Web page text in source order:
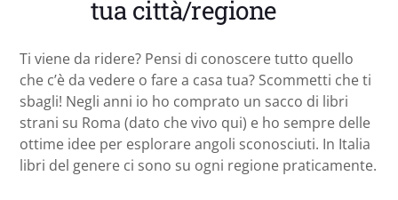
tua città/regione
Ti viene da ridere? Pensi di conoscere tutto quello
che c’è da vedere o fare a casa tua? Scommetti che ti
sbagli! Negli anni io ho comprato un sacco di libri
strani su Roma (dato che vivo qui) e ho sempre delle
ottime idee per esplorare angoli sconosciuti. In Italia
libri del genere ci sono su ogni regione praticamente.